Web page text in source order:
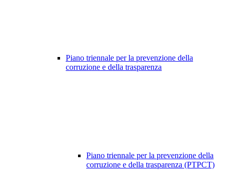
Piano triennale per la prevenzione della
corruzione e della trasparenza
Piano triennale per la prevenzione della
corruzione e della trasparenza (PTPCT)